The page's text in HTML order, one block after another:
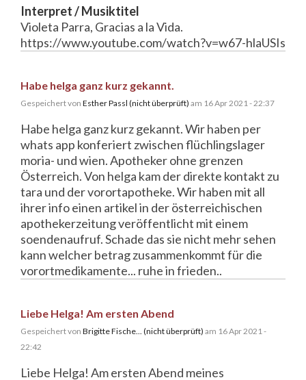
Interpret / Musiktitel
Violeta Parra, Gracias a la Vida.
https://www.youtube.com/watch?v=w67-hlaUSIs
Habe helga ganz kurz gekannt.
Gespeichert von Esther Passl (nicht überprüft) am 16 Apr 2021 - 22:37
Habe helga ganz kurz gekannt. Wir haben per
whats app konferiert zwischen flüchlingslager
moria- und wien. Apotheker ohne grenzen
Österreich. Von helga kam der direkte kontakt zu
tara und der vorortapotheke. Wir haben mit all
ihrer info einen artikel in der österreichischen
apothekerzeitung veröffentlicht mit einem
soendenaufruf. Schade das sie nicht mehr sehen
kann welcher betrag zusammenkommt für die
vorortmedikamente... ruhe in frieden..
Liebe Helga! Am ersten Abend
Gespeichert von Brigitte Fische... (nicht überprüft) am 16 Apr 2021 -
22:42
Liebe Helga! Am ersten Abend meines